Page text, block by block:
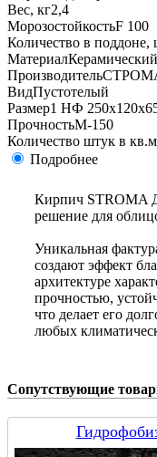
Вес, кг2,4
МорозостойкостьF 100
Количество в поддоне,
МатериалКерамический
Производитель
ВидПустотелый
Размер1 НФ
ПрочностьМ-150
Количество штук в
Подробнее
Кирпич
решение для
Уникальная
создают эффект
архитектуре
прочностью,
что делает его
любых
Сопутствующие